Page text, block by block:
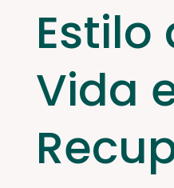
Estilo
Vida